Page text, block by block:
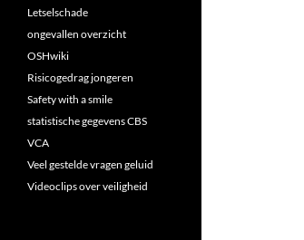
Letselschade
ongevallen overzicht
OSHwiki
Risicogedrag jongeren
Safety with a smile
statistische gegevens CBS
VCA
Veel gestelde vragen geluid
Videoclips over veiligheid